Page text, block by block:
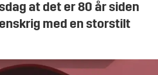
at det er 80 år siden
med en storstilt